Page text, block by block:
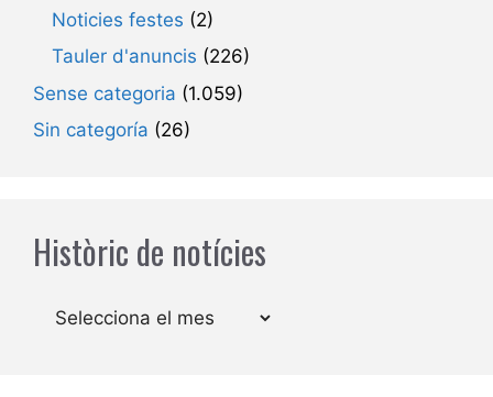
Noticies festes (2)
Tauler d'anuncis (226)
Sense categoria (1.059)
Sin categoría (26)
Històric de notícies
Arxius